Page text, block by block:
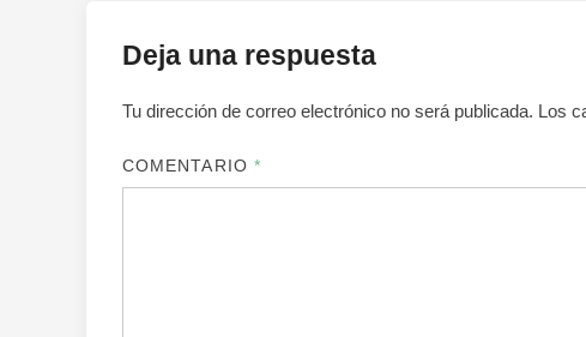
Deja una respuesta
Tu dirección de correo electrónico no será publicada. Los
COMENTARIO *